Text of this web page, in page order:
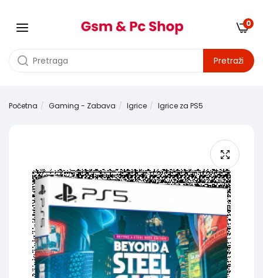
Pretraži
0
Početna Gaming - Zabava Igrice Igrice za PS5